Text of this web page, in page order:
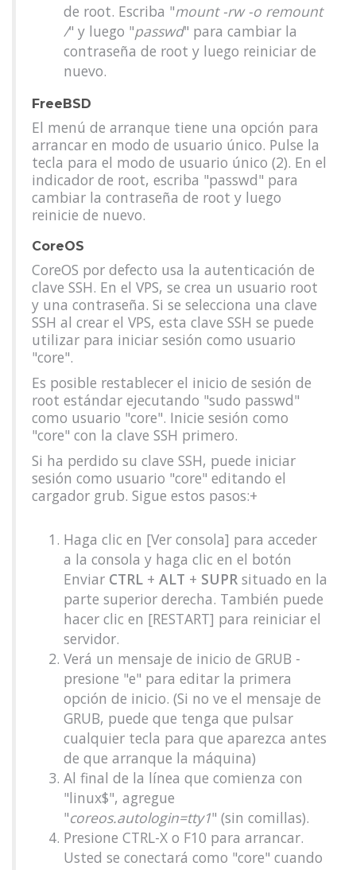
de root. Escriba "mount -rw -o remount
/" y luego "passwd" para cambiar la
contraseña de root y luego reiniciar de
nuevo.
FreeBSD
El menú de arranque tiene una opción para
arrancar en modo de usuario único. Pulse la
tecla para el modo de usuario único (2). En el
indicador de root, escriba "passwd" para
cambiar la contraseña de root y luego
reinicie de nuevo.
CoreOS
CoreOS por defecto usa la autenticación de
clave SSH. En el VPS, se crea un usuario root
y una contraseña. Si se selecciona una clave
SSH al crear el VPS, esta clave SSH se puede
utilizar para iniciar sesión como usuario
"core".
Es posible restablecer el inicio de sesión de
root estándar ejecutando "sudo passwd"
como usuario "core". Inicie sesión como
"core" con la clave SSH primero.
Si ha perdido su clave SSH, puede iniciar
sesión como usuario "core" editando el
cargador grub. Sigue estos pasos:+
Haga clic en [Ver consola] para acceder
a la consola y haga clic en el botón
Enviar CTRL + ALT + SUPR situado en la
parte superior derecha. También puede
hacer clic en [RESTART] para reiniciar el
servidor.
Verá un mensaje de inicio de GRUB -
presione "e" para editar la primera
opción de inicio. (Si no ve el mensaje de
GRUB, puede que tenga que pulsar
cualquier tecla para que aparezca antes
de que arranque la máquina)
Al final de la línea que comienza con
"linux$", agregue
"coreos.autologin=tty1" (sin comillas).
Presione CTRL-X o F10 para arrancar.
Usted se conectará como "core" cuando